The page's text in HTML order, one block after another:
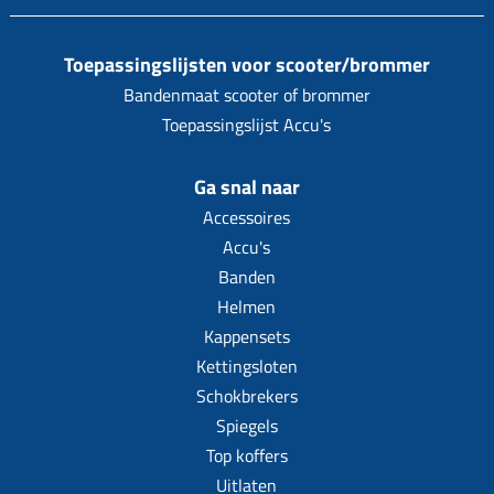
Radiateur (delen)
Waterpomp (delen)
Origineel zuigers
Tomos opvoeren (kits)
Remsegmenten
Remklauw (delen)
Remschijven
Voorrem kabel
Voordragers
Windschermen
Accessoires overig
Toepassingslijsten voor scooter/brommer
Bandenmaat scooter of brommer
Toepassingslijst Accu's
Ga snal naar
Accessoires
Accu's
Banden
Helmen
Kappensets
Kettingsloten
Schokbrekers
Spiegels
Top koffers
Uitlaten